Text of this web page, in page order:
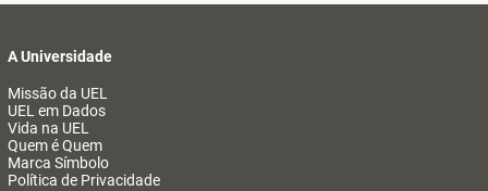
A Universidade
Missão da UEL
UEL em Dados
Vida na UEL
Quem é Quem
Marca Símbolo
Política de Privacidade